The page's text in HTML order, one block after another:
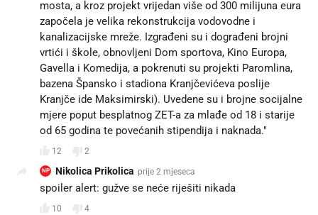
mosta, a kroz projekt vrijedan više od 300 milijuna eura
započela je velika rekonstrukcija vodovodne i
kanalizacijske mreže. Izgrađeni su i dograđeni brojni
vrtići i škole, obnovljeni Dom sportova, Kino Europa,
Gavella i Komedija, a pokrenuti su projekti Paromlina,
bazena Špansko i stadiona Kranjčevićeva poslije
Kranjče ide Maksimirski). Uvedene su i brojne socijalne
mjere poput besplatnog ZET-a za mlađe od 18 i starije
od 65 godina te povećanih stipendija i naknada."
12 2
NP Nikolica Prikolica prije 2 mjeseca
spoiler alert: gužve se neće riješiti nikada
10 4